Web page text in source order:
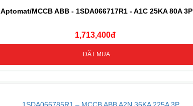
Aptomat/MCCB ABB - 1SDA066717R1 - A1C 25KA 80A 3P
1,713,400đ
ĐẶT MUA